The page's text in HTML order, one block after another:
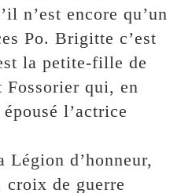
n’est encore qu’un
Po. Brigitte c’est
la petite-fille de
Fossorier qui, en
l’actrice
Légion d’honneur,
de guerre